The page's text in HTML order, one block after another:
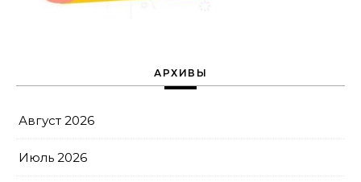
АРХИВЫ
Август 2026
Июль 2026